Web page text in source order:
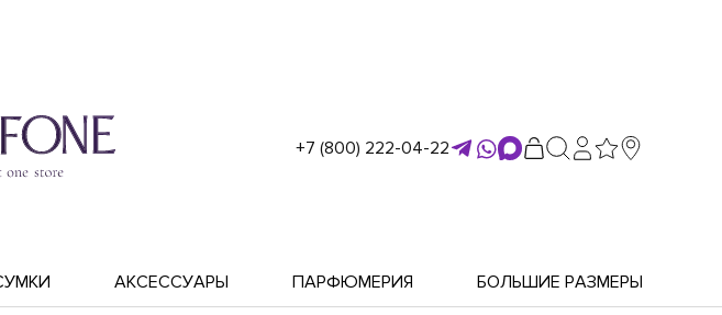
+7 (800) 222-04-22
АКСЕССУАРЫ ПАРФЮМЕРИЯ БОЛЬШИЕ РАЗМЕРЫ